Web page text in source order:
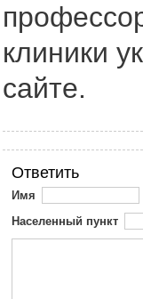
клиники
сайте.
Ответить
Имя
Населенный пункт